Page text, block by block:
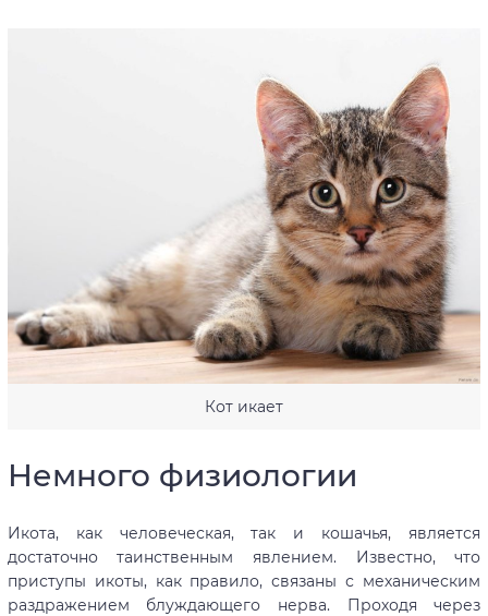
Кот икает
Немного физиологии
Икота, как человеческая, так и кошачья, является
достаточно таинственным явлением. Известно, что
приступы икоты, как правило, связаны с механическим
раздражением блуждающего нерва. Проходя через